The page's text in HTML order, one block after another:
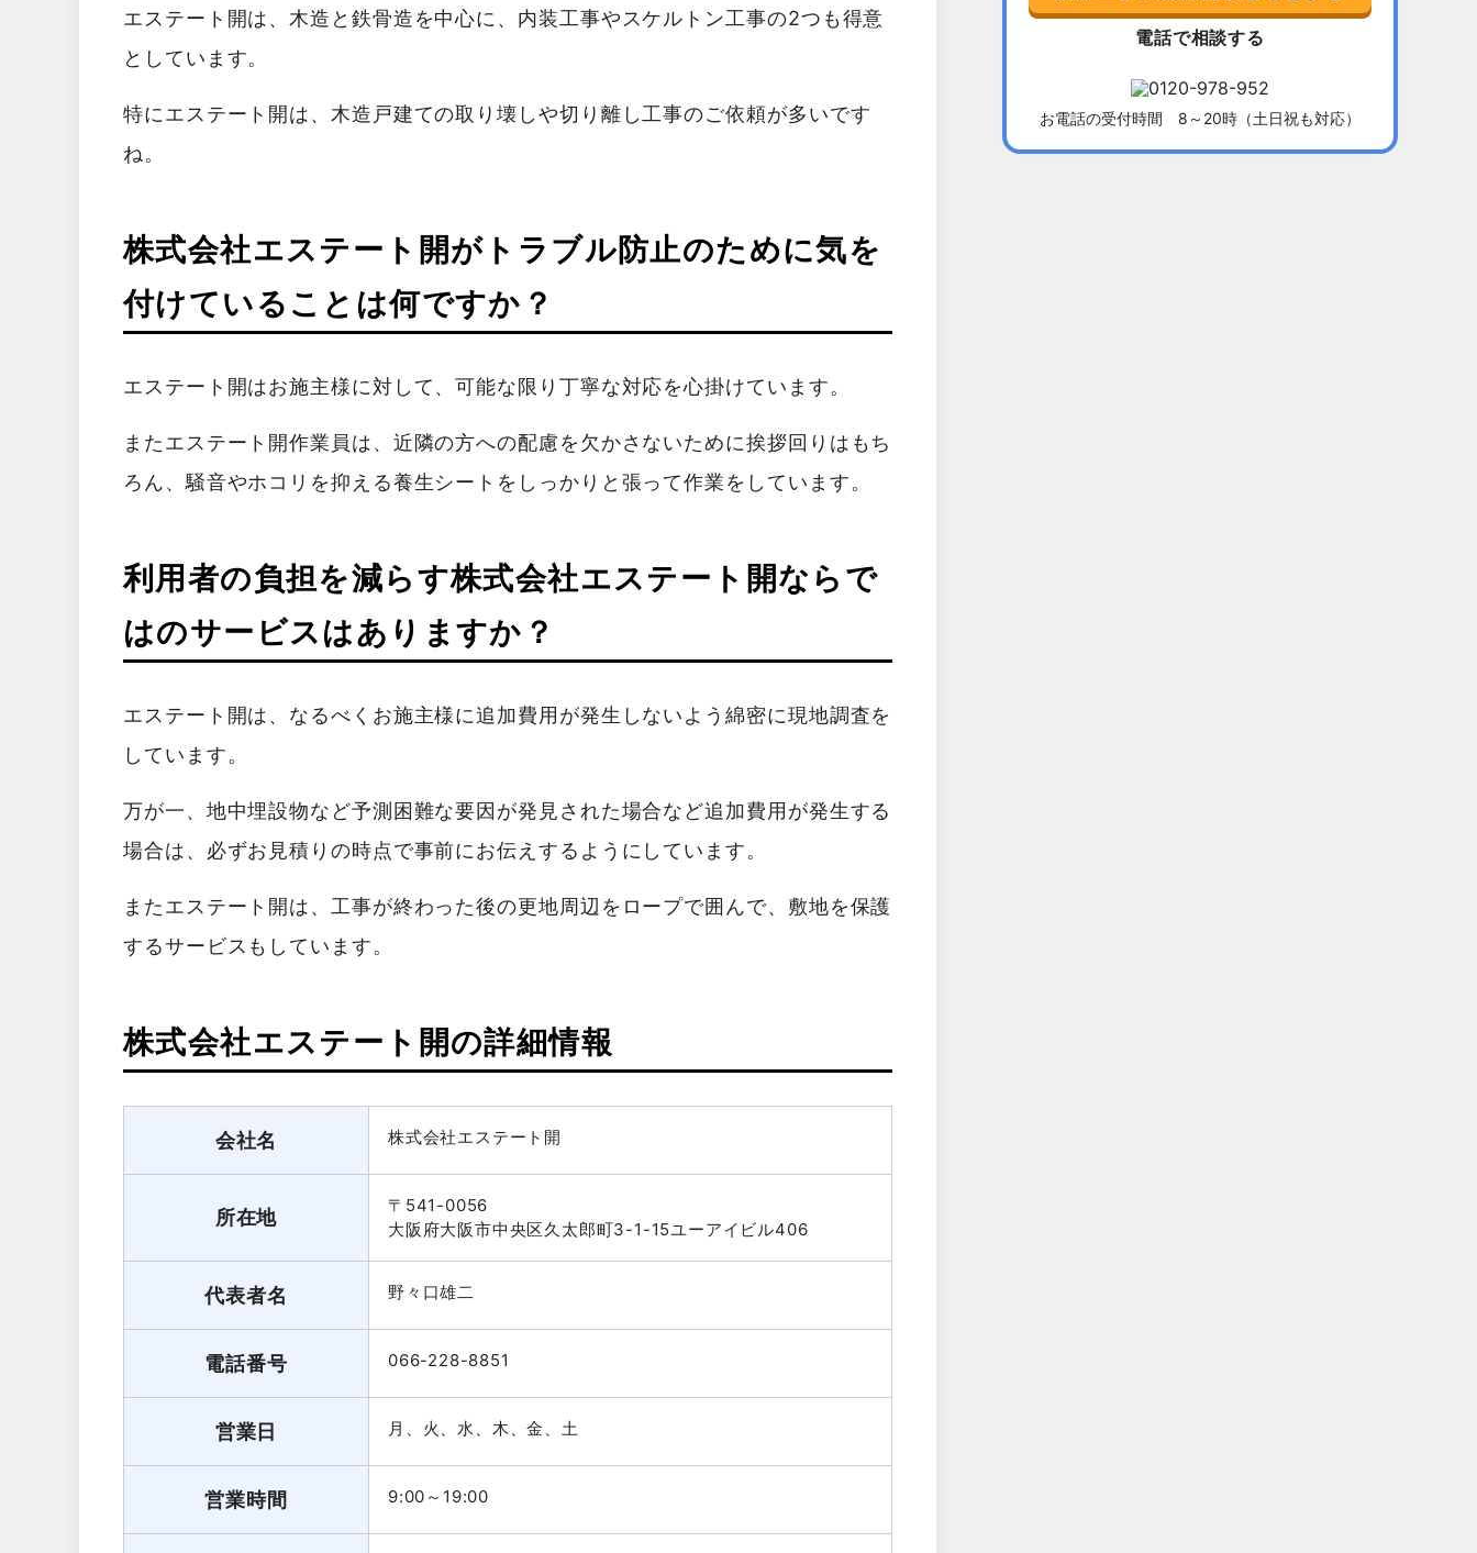
エステート開は、木造と鉄骨造を中心に、内装工事やスケルトン工事の2つも得意
としています。
特にエステート開は、木造戸建ての取り壊しや切り離し工事のご依頼が多いです
ね。
株式会社エステート開がトラブル防止のために気を
付けていることは何ですか？
エステート開はお施主様に対して、可能な限り丁寧な対応を心掛けています。
またエステート開作業員は、近隣の方への配慮を欠かさないために挨拶回りはもち
ろん、騒音やホコリを抑える養生シートをしっかりと張って作業をしています。
利用者の負担を減らす株式会社エステート開ならで
はのサービスはありますか？
エステート開は、なるべくお施主様に追加費用が発生しないよう綿密に現地調査を
しています。
万が一、地中埋設物など予測困難な要因が発見された場合など追加費用が発生する
場合は、必ずお見積りの時点で事前にお伝えするようにしています。
またエステート開は、工事が終わった後の更地周辺をロープで囲んで、敷地を保護
するサービスもしています。
株式会社エステート開の詳細情報
会社名 株式会社エステート開
所在地
〒541-0056
大阪府大阪市中央区久太郎町3-1-15ユーアイビル406
代表者名 野々口雄二
電話番号 066-228-8851
営業日 月、火、水、木、金、土
営業時間 9:00～19:00
電話で相談する
お電話の受付時間 8～20時（土日祝も対応）